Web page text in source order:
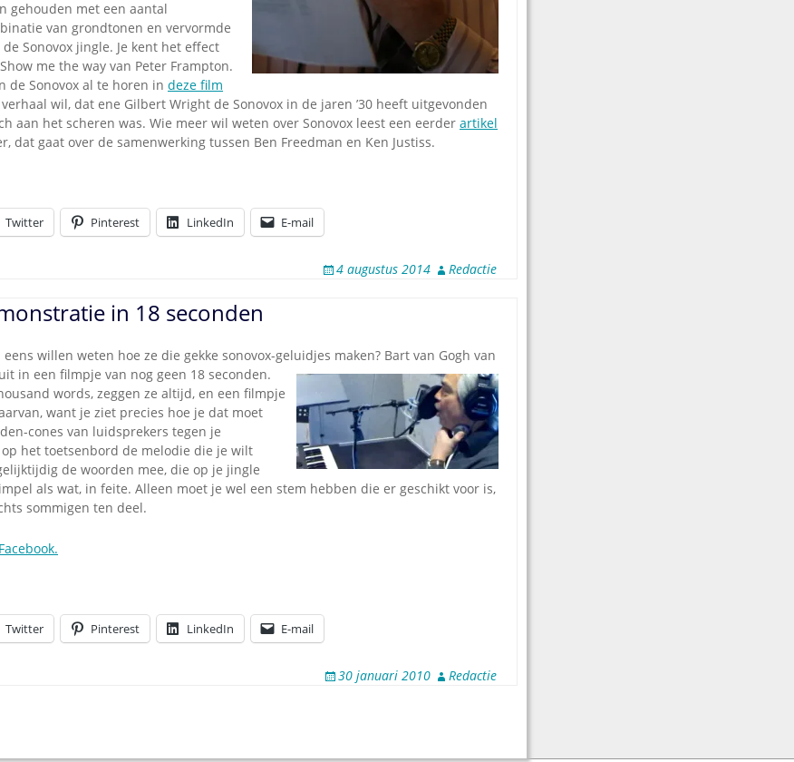
gehouden met een aantal
van grondtonen en vervormde
Sonovox jingle. Je kent het effect
me the way van Peter Frampton.
de Sonovox al te horen in deze film
wil, dat ene Gilbert Wright de Sonovox in de jaren ’30 heeft uitgevonden
aan het scheren was. Wie meer wil weten over Sonovox leest een eerder artikel
dat gaat over de samenwerking tussen Ben Freedman en Ken Justiss.
Twitter Pinterest LinkedIn E-mail
4 augustus 2014 Redactie
in 18 seconden
willen weten hoe ze die gekke sonovox-geluidjes maken? Bart van Gogh van
in een filmpje van nog geen 18 seconden.
words, zeggen ze altijd, en een filmpje
want je ziet precies hoe je dat moet
cones van luidsprekers tegen je
het toetsenbord de melodie die je wilt
de woorden mee, die op je jingle
als wat, in feite. Alleen moet je wel een stem hebben die er geschikt voor is,
sommigen ten deel.
Facebook.
Twitter Pinterest LinkedIn E-mail
30 januari 2010 Redactie